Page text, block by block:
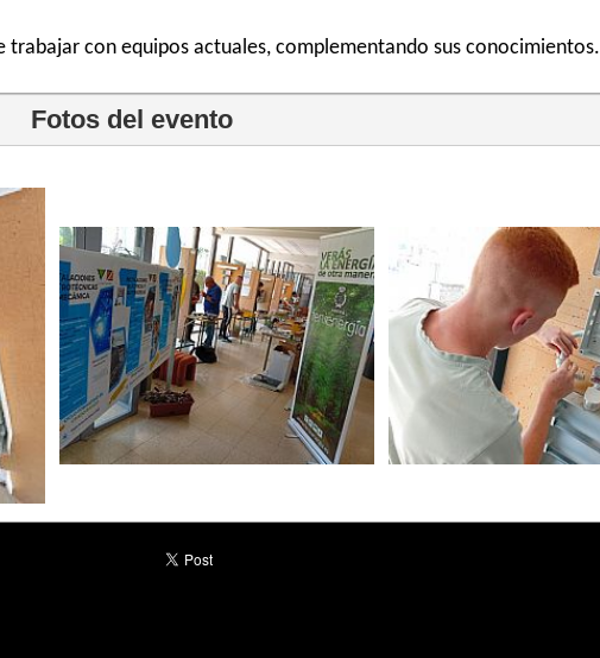
trabajar con equipos actuales, complementando sus conocimientos.
Fotos del evento